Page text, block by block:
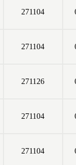
271104
271104
271126
271104
271104